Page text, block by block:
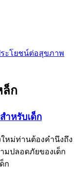
ระโยชน์ต่อสุขภาพ
ล็ก
ำหรับเด็ก
ใหม่ท่านต้องคำนึงถึง
มปลอดภัยของเด็ก
ก